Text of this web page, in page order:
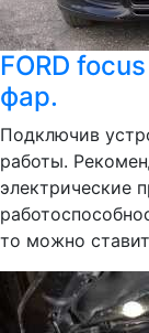
FORD
фар.
Подключив
работы.
электрические
то можно